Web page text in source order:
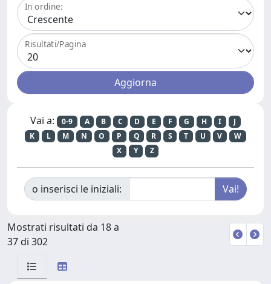
In ordine:
Risultati/Pagina
Vai a: 0-9 A B C D E F G H I
J
K
L M N O P Q R S T U V
W
X
Y Z
o inserisci le iniziali:
Mostrati risultati da 18 a
37 di 302